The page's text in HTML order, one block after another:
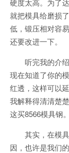
硬度太高。为了
就把模具给磨损
低，锻压相对容
还要改进一下。
听完我的介
现在知道了你的
红透，这样可以
我解释得清清楚
这买8566模具钢。
其实，在模
因，也许是我们